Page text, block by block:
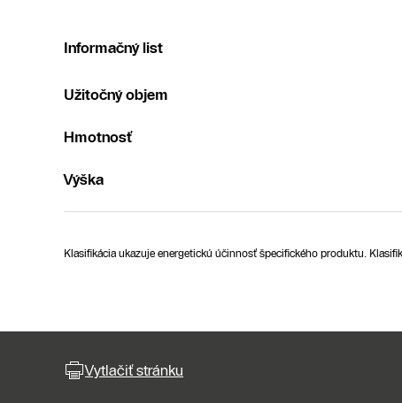
Informačný list
Užitočný objem
Hmotnosť
Výška
Klasifikácia ukazuje energetickú účinnosť špecifického produktu.
Vytlačiť stránku